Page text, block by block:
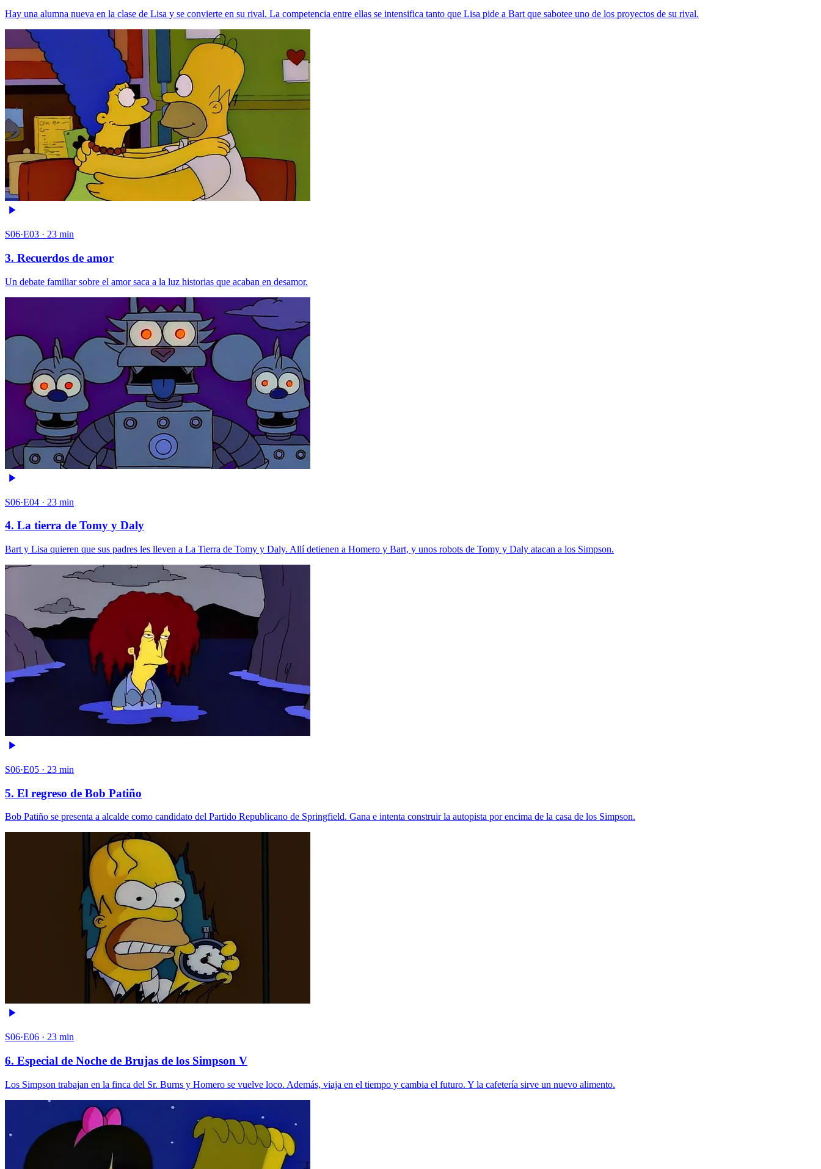
Hay una alumna nueva en la clase de Lisa y se convierte en su rival. La competencia entre ellas se intensifica tanto que Lisa pide a Bart que sabotee uno de los proyectos de su rival.
S06·E03 · 23 min
3. Recuerdos de amor
Un debate familiar sobre el amor saca a la luz historias que acaban en desamor.
S06·E04 · 23 min
4. La tierra de Tomy y Daly
Bart y Lisa quieren que sus padres les lleven a La Tierra de Tomy y Daly. Allí detienen a Homero y Bart, y unos robots de Tomy y Daly atacan a los Simpson.
S06·E05 · 23 min
5. El regreso de Bob Patiño
Bob Patiño se presenta a alcalde como candidato del Partido Republicano de Springfield. Gana e intenta construir la autopista por encima de la casa de los Simpson.
S06·E06 · 23 min
6. Especial de Noche de Brujas de los Simpson V
Los Simpson trabajan en la finca del Sr. Burns y Homero se vuelve loco. Además, viaja en el tiempo y cambia el futuro. Y la cafetería sirve un nuevo alimento.